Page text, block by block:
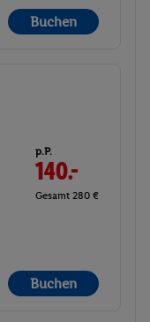
Buchen
p.P.
140.-
Gesamt 280 €
Buchen